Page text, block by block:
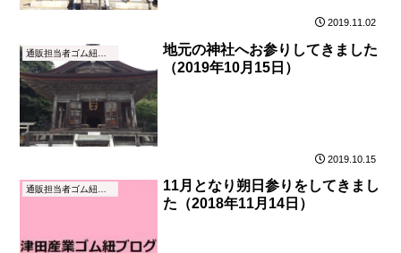
2019.11.02
地元の神社へお参りしてきました
（2019年10月15日）
2019.10.15
通販担当者ゴム紐ブログ
11月となり朔日参りをしてきまし
た（2018年11月14日）